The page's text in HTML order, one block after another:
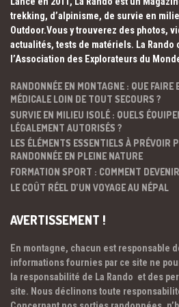
trekking, d’alpinisme, de survie en
Outdoor.Vous y trouverez des photos,
actualités, tests de matériels. La Rando
l’Association des Explorateurs du
RANDONNÉE EN MONTAGNE : QUE FAIRE
MÉDICALE LOIN DE TOUT SECOURS ?
SURVIE EN MILIEU ISOLÉ : QUELS
LÉGALEMENT AUTORISÉS ?
LES ÉLÉMENTS ESSENTIELS À PRÉVOIR
RANDONNÉE EN PLEINE NATURE
FORMATION SPORT : COMMENT
LE COÛT RÉEL D’UN VOYAGE AU NÉPAL
AVERTISSEMENT !
En montagne, chacun est responsable
informations fournies par ce site ne
la responsabilité de La Rando et des
site. Nous déclinons toute